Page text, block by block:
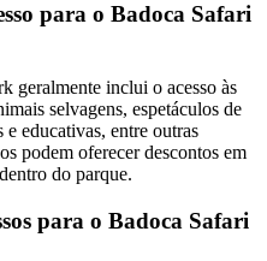
para o Badoca Safari
geralmente inclui o acesso às
selvagens, espetáculos de
educativas, entre outras
podem oferecer descontos em
do parque.
para o Badoca Safari